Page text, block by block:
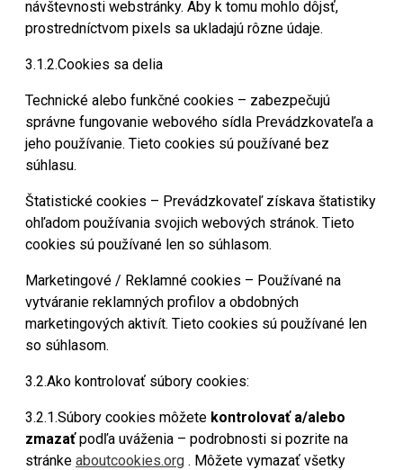
návštevnosti webstránky. Aby k tomu mohlo dôjsť,
prostredníctvom pixels sa ukladajú rôzne údaje.
3.1.2.Cookies sa delia
Technické alebo funkčné cookies – zabezpečujú
správne fungovanie webového sídla Prevádzkovateľa a
jeho používanie. Tieto cookies sú používané bez
súhlasu.
Štatistické cookies – Prevádzkovateľ získava štatistiky
ohľadom používania svojich webových stránok. Tieto
cookies sú používané len so súhlasom.
Marketingové / Reklamné cookies – Používané na
vytváranie reklamných profilov a obdobných
marketingových aktivít. Tieto cookies sú používané len
so súhlasom.
3.2.Ako kontrolovať súbory cookies:
3.2.1.Súbory cookies môžete kontrolovať a/alebo
zmazaťpodľa uváženia – podrobnosti si pozrite na
stránke aboutcookies.org . Môžete vymazať všetky